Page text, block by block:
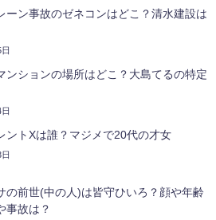
ーン事故のゼネコンはどこ？清水建設は
ンションの場所はどこ？大島てるの特定
ントXは誰？マジメで20代の才女
の前世(中の人)は皆守ひいろ？顔や年齢
事故は？